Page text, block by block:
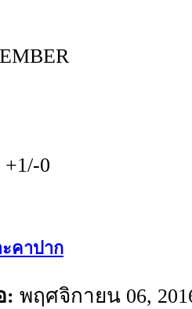
0
ะคาปาก
: พฤศจิกายน 06,